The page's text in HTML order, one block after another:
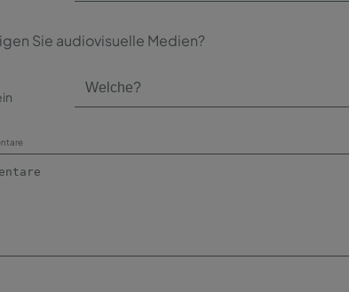
Sie audiovisuelle Medien?